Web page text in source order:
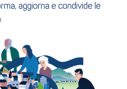
aggiorna e condivide le